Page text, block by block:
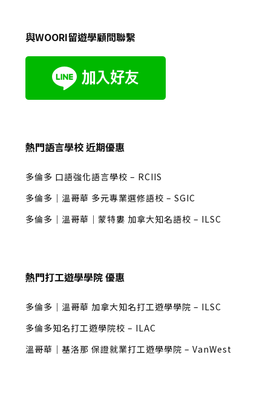
與WOORI留遊學顧問聯繫
熱門語言學校 近期優惠
多倫多 口語強化語言學校 – RCIIS
多倫多｜溫哥華 多元專業選修語校 – SGIC
多倫多｜溫哥華｜蒙特婁 加拿大知名語校 – ILSC
熱門打工遊學學院 優惠
多倫多｜溫哥華 加拿大知名打工遊學學院 – ILSC
多倫多知名打工遊學院校 – ILAC
溫哥華｜基洛那 保證就業打工遊學學院 – VanWest